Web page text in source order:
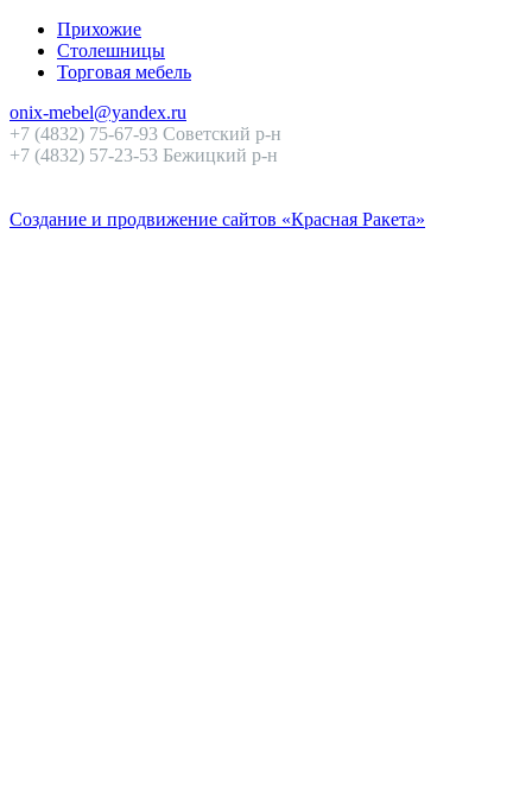
Прихожие
Столешницы
Торговая мебель
onix-mebel@yandex.ru
+7 (4832) 75-67-93 Советский р-н
+7 (4832) 57-23-53 Бежицкий р-н
Создание и продвижение сайтов «Красная Ракета»